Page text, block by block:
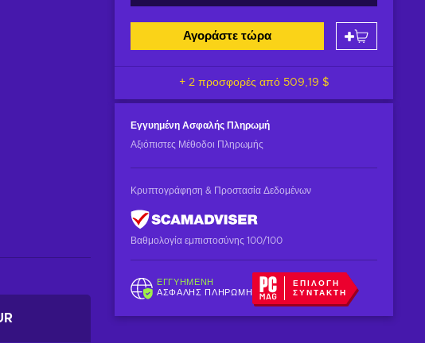
Αγοράστε τώρα
+ 2 προσφορές από 509,19 $
Εγγυημένη Ασφαλής Πληρωμή
Αξιόπιστες Μέθοδοι Πληρωμής
Κρυπτογράφηση & Προστασία Δεδομένων
Βαθμολογία εμπιστοσύνης 100/100
ΕΓΓΥΗΜΈΝΗ
ΑΣΦΑΛΉΣ ΠΛΗΡΩΜΉ
ΕΠΙΛΟΓΉ
ΣΥΝΤΆΚΤΗ